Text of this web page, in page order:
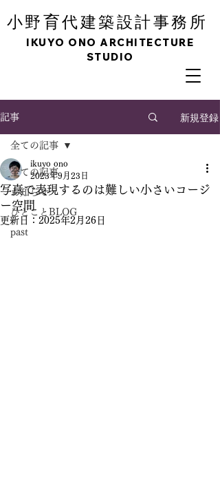
小野育代建築設計事務所
IKUYO ONO ARCHITECTURE
STUDIO
記事 新規登録
全ての記事
お知らせ
ひとことBLOG
past
全ての記事
写真で表現するのは難しい小さいコージ
ー空間
ikuyo ono
2023年9月23日
更新日： 2025年2月26日